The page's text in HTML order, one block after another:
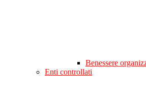
Benessere
Enti controllati